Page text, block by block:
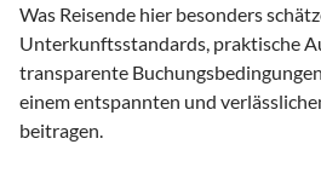
Was Reisende hier besonders
Unterkunftsstandards, praktische
transparente
einem entspannten und
beitragen.